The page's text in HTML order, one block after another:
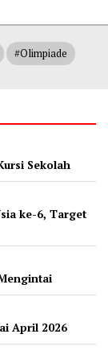
#olimpiade
Sekolah‎
ke-6, Target
April 2026